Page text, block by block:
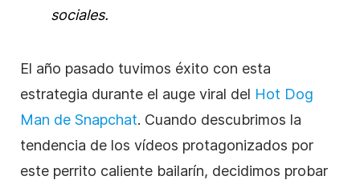
sociales.
El año pasado tuvimos éxito con esta
estrategia durante el auge viral del Hot Dog
Man de Snapchat. Cuando descubrimos la
tendencia de los vídeos protagonizados por
este perrito caliente bailarín, decidimos probar